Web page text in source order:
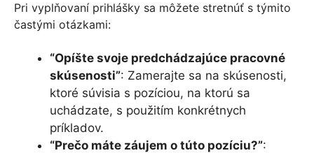
Pri vyplňovaní prihlášky sa môžete stretnúť s týmito
častými otázkami:
“Opíšte svoje predchádzajúce pracovné
skúsenosti”: Zamerajte sa na skúsenosti,
ktoré súvisia s pozíciou, na ktorú sa
uchádzate, s použitím konkrétnych
príkladov.
“Prečo máte záujem o túto pozíciu?”: